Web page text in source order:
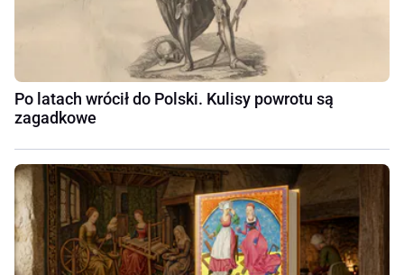
Po latach wrócił do Polski. Kulisy powrotu są
zagadkowe